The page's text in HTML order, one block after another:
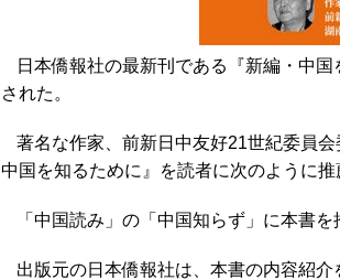
日本僑報社の最新刊である『新編・中
された。
著名な作家、前新日中友好21世紀委員
中国を知るために』を読者に次のように推
「中国読み」の「中国知らず」に本書を
出版元の日本僑報社は、本書の内容紹介